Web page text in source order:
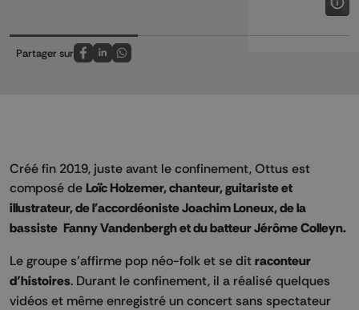
Partager sur
Partagez sur FaceBook
Partagez sur LinkedIn
Partagez sur Whatsapp
Créé fin 2019, juste avant le confinement, Ottus est
composé de Loïc Holzemer, chanteur, guitariste et
illustrateur, de l'accordéoniste Joachim Loneux, de la
bassiste Fanny Vandenbergh et du batteur Jérôme Colleyn.
Le groupe s’affirme pop néo-folk et se dit raconteur
d’histoires. Durant le confinement, il a réalisé quelques
vidéos et même enregistré un concert sans spectateur